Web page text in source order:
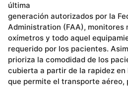
última
generación autorizados por la
Administration (FAA), monitores
oxímetros y todo aquel
requerido por los pacientes.
prioriza la comodidad de los
cubierta a partir de la rapidez
que permite el transporte aéreo,